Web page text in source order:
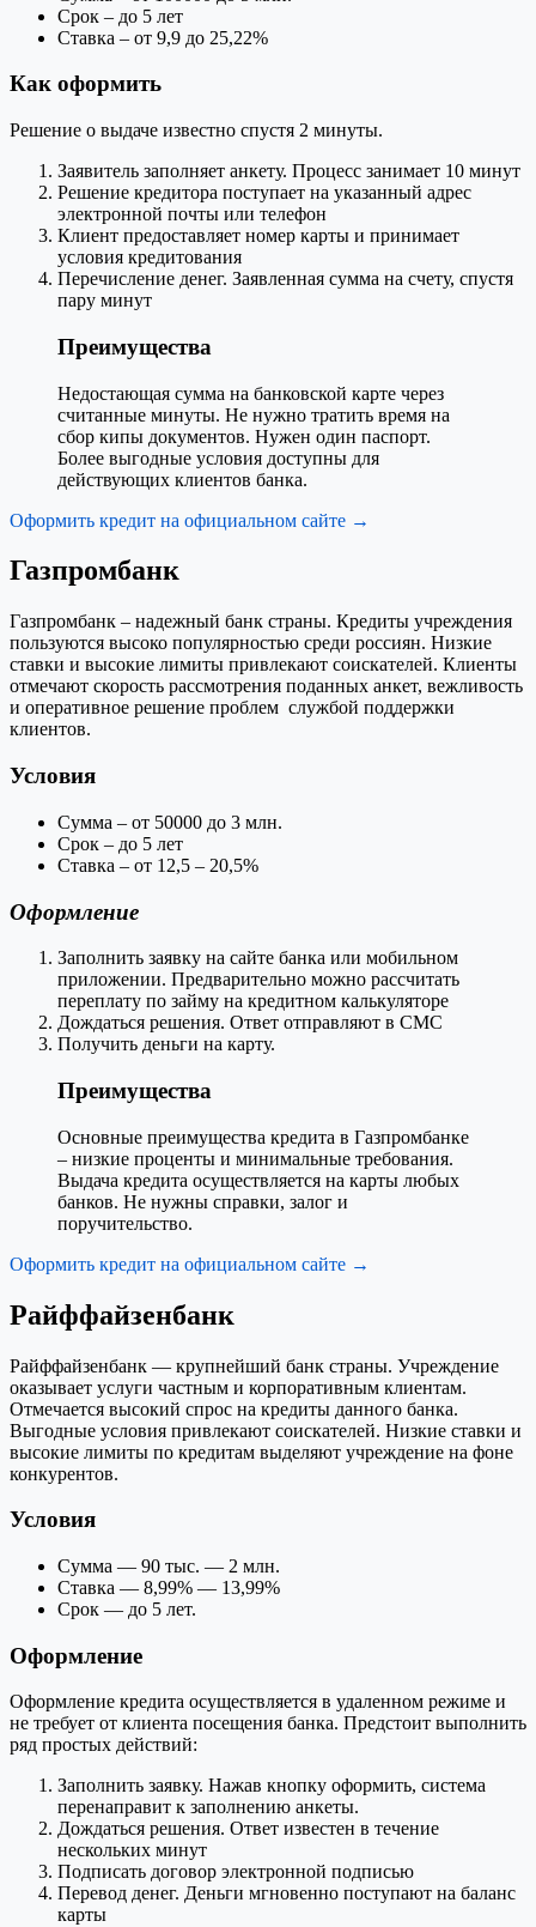
Срок – до 5 лет
Ставка – от 9,9 до 25,22%
Как оформить
Решение о выдаче известно спустя 2 минуты.
Заявитель заполняет анкету. Процесс занимает 10 минут
Решение кредитора поступает на указанный адрес
электронной почты или телефон
Клиент предоставляет номер карты и принимает
условия кредитования
Перечисление денег. Заявленная сумма на счету, спустя
пару минут
Преимущества
Недостающая сумма на банковской карте через
считанные минуты. Не нужно тратить время на
сбор кипы документов. Нужен один паспорт.
Более выгодные условия доступны для
действующих клиентов банка.
Оформить кредит на официальном сайте →
Газпромбанк
Газпромбанк – надежный банк страны. Кредиты учреждения
пользуются высоко популярностью среди россиян. Низкие
ставки и высокие лимиты привлекают соискателей. Клиенты
отмечают скорость рассмотрения поданных анкет, вежливость
и оперативное решение проблем службой поддержки
клиентов.
Условия
Сумма – от 50000 до 3 млн.
Срок – до 5 лет
Ставка – от 12,5 – 20,5%
Оформление
Заполнить заявку на сайте банка или мобильном
приложении. Предварительно можно рассчитать
переплату по займу на кредитном калькуляторе
Дождаться решения. Ответ отправляют в СМС
Получить деньги на карту.
Преимущества
Основные преимущества кредита в Газпромбанке
– низкие проценты и минимальные требования.
Выдача кредита осуществляется на карты любых
банков. Не нужны справки, залог и
поручительство.
Оформить кредит на официальном сайте →
Райффайзенбанк
Райффайзенбанк — крупнейший банк страны. Учреждение
оказывает услуги частным и корпоративным клиентам.
Отмечается высокий спрос на кредиты данного банка.
Выгодные условия привлекают соискателей. Низкие ставки и
высокие лимиты по кредитам выделяют учреждение на фоне
конкурентов.
Условия
Сумма — 90 тыс. — 2 млн.
Ставка — 8,99% — 13,99%
Срок — до 5 лет.
Оформление
Оформление кредита осуществляется в удаленном режиме и
не требует от клиента посещения банка. Предстоит выполнить
ряд простых действий:
Заполнить заявку. Нажав кнопку оформить, система
перенаправит к заполнению анкеты.
Дождаться решения. Ответ известен в течение
нескольких минут
Подписать договор электронной подписью
Перевод денег. Деньги мгновенно поступают на баланс
карты